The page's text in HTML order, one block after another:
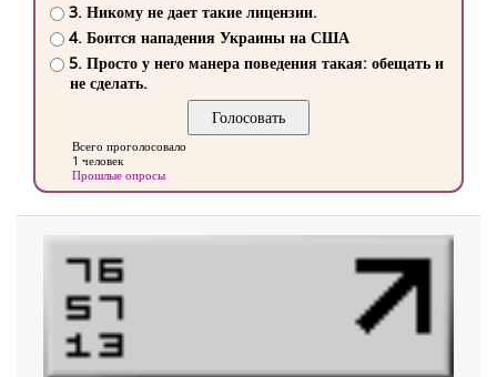
3. Никому не дает такие лицензии.
4. Боится нападения Украины на США
5. Просто у него манера поведения такая: обещать и
не сделать.
Всего проголосовало
1 человек
Прошлые опросы